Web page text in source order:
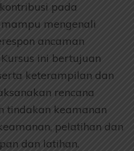
pada
mengenali
ancaman
ini bertujuan
keterampilan dan
rencana
tindakan keamanan
pelatihan dan
dan latihan.